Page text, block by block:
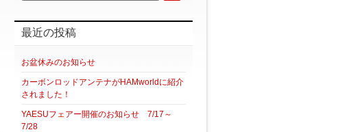
最近の投稿
お盆休みのお知らせ
カーボンロッドアンテナがHAMworldに紹介
されました！
YAESUフェアー開催のお知らせ 7/17～
7/28